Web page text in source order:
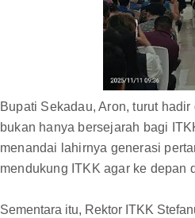
Bupati Sekadau, Aron, turut
bukan hanya bersejarah bagi
menandai lahirnya generasi
mendukung ITKK agar ke depan
Sementara itu, Rektor ITKK